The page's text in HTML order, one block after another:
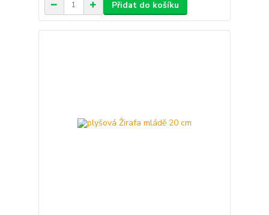
Přidat do košíku